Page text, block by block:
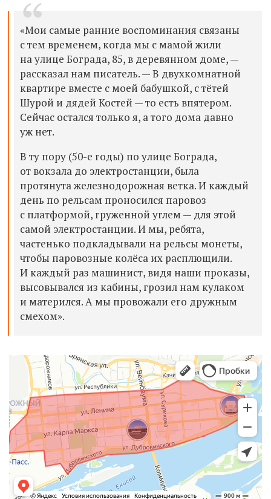
«Мои самые ранние воспоминания связаны
с тем временем, когда мы с мамой жили
на улице Бограда, 85, в деревянном доме, —
рассказал нам писатель. — В двухкомнатной
квартире вместе с моей бабушкой, с тётей
Шурой и дядей Костей — то есть впятером.
Сейчас остался только я, а того дома давно
уж нет.
В ту пору (50-е годы) по улице Бограда,
от вокзала до электростанции, была
протянута железнодорожная ветка. И каждый
день по рельсам проносился паровоз
с платформой, груженной углем — для этой
самой электростанции. И мы, ребята,
частенько подкладывали на рельсы монеты,
чтобы паровозные колёса их расплющили.
И каждый раз машинист, видя наши проказы,
высовывался из кабины, грозил нам кулаком
и матерился. А мы провожали его дружным
смехом».